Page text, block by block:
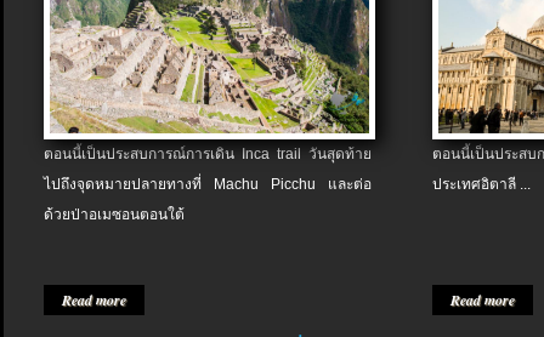
ตอนนี้เป็นประสบการณ์การเดิน Inca trail วันสุดท้าย
ไปถึงจุดหมายปลายทางที่ Machu Picchu และต่อ
ด้วยป่าอเมซอนตอนใต้
Read more
ตอนนี้เป็นประส
ประเทศอิตาลี ...
Read more